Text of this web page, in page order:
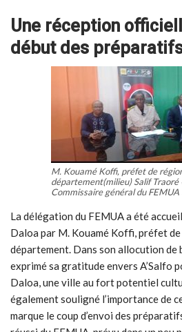
Une réception
début des
M. Kouamé Koffi, préfet de
département(milieu) Salif Traoré «
Commissaire général du
La délégation du FEMUA a été
Daloa par M. Kouamé Koffi, préfet
département. Dans son allocution de
exprimé sa gratitude envers A’Salfo
Daloa, une ville au fort potentiel
également souligné l’importance de
marque le coup d’envoi des